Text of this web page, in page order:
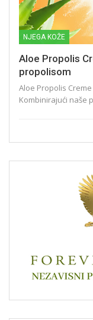
NJEGA KOŽE
Aloe Propolis
propolisom
Aloe Propolis
Kombinirajući naše